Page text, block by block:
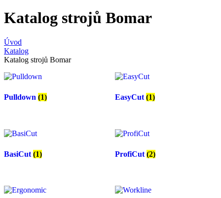
Katalog strojů Bomar
Úvod
Katalog
Katalog strojů Bomar
Pulldown (1) EasyCut (1)
BasiCut (1) ProfiCut (2)